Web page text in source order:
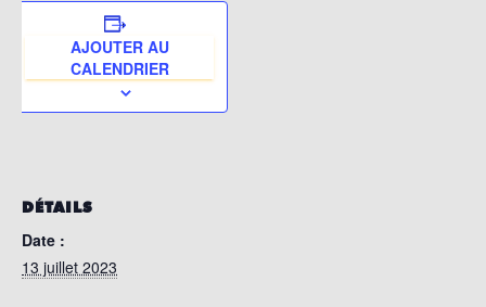
AJOUTER AU
CALENDRIER
DÉTAILS
Date :
13 juillet 2023